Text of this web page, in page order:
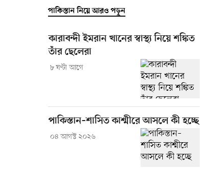
পাকিস্তান নিয়ে আরও পড়ুন
কারাবন্দী ইমরান খানের স্বাস্থ্য নিয়ে শঙ্কিত
তাঁর ছেলেরা
৮ ঘণ্টা আগে
পাকিস্তান–শাসিত কাশ্মীরে আসলে কী হচ্ছে
০৪ আগস্ট ২০২৬